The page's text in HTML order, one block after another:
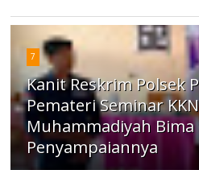
7
Kanit Reskrim Polsek
Pemateri Seminar
Muhammadiyah
Penyampaiannya